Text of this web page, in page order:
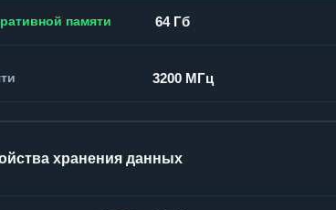
памяти 64 Гб
3200 МГц
хранения данных